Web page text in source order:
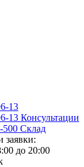
13
13 Консультации
500 Склад
заявки:
до 20:00